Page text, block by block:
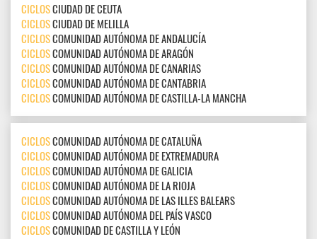
CICLOSCIUDAD DE CEUTA
CICLOSCIUDAD DE MELILLA
CICLOSCOMUNIDAD AUTÓNOMA DE ANDALUCÍA
CICLOSCOMUNIDAD AUTÓNOMA DE ARAGÓN
CICLOSCOMUNIDAD AUTÓNOMA DE CANARIAS
CICLOSCOMUNIDAD AUTÓNOMA DE CANTABRIA
CICLOSCOMUNIDAD AUTÓNOMA DE CASTILLA-LA MANCHA
CICLOSCOMUNIDAD AUTÓNOMA DE CATALUÑA
CICLOSCOMUNIDAD AUTÓNOMA DE EXTREMADURA
CICLOSCOMUNIDAD AUTÓNOMA DE GALICIA
CICLOSCOMUNIDAD AUTÓNOMA DE LA RIOJA
CICLOSCOMUNIDAD AUTÓNOMA DE LAS ILLES BALEARS
CICLOSCOMUNIDAD AUTÓNOMA DEL PAÍS VASCO
CICLOSCOMUNIDAD DE CASTILLA Y LEÓN